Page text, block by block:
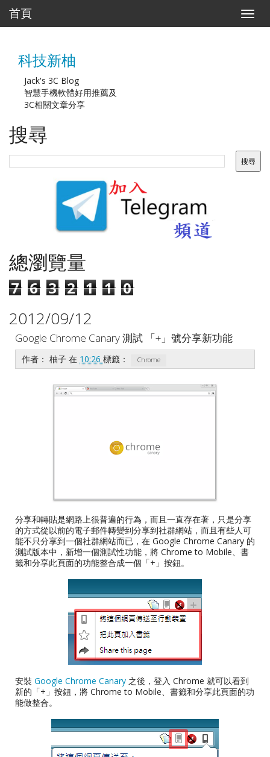
T
o
o
首頁
科技新柚
Jack's 3C Blog
智慧手機軟體好用推薦及
3C相關文章分享
搜尋
總瀏覽量
7 6 3 2 1 1 0
2012/09/12
Google Chrome Canary 測試 「+」號分享新功能
作者： 柚子 在 10:26 標籤： Chrome
分享和轉貼是網路上很普遍的行為，而且一直存在著，只是分享
的方式從以前的電子郵件轉變到分享到社群網站，而且有些人可
能不只分享到一個社群網站而已，在 Google Chrome Canary 的
測試版本中，新增一個測試性功能，將 Chrome to Mobile、書
籤和分享此頁面的功能整合成一個「+」按鈕。
安裝 Google Chrome Canary 之後，登入 Chrome 就可以看到
新的「+」按鈕，將 Chrome to Mobile、書籤和分享此頁面的功
能做整合。